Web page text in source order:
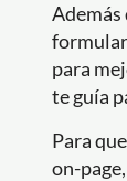
Además
para
te guía
Para
on-